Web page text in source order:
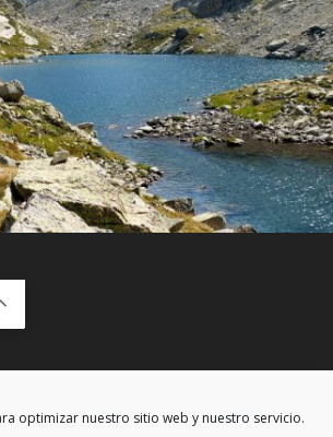
optimizar nuestro sitio web y nuestro servicio.